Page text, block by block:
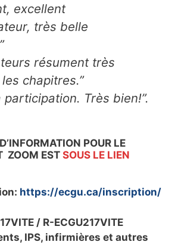
excellent
très belle
résument très
chapitres.”
participation. Très bien!”.
POUR LE
ZOOM ESTSOUS LE LIEN
https://ecgu.ca/inscription/
/ R-ECGU217VITE
IPS, infirmières et autres